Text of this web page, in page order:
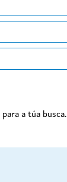
a túa busca.